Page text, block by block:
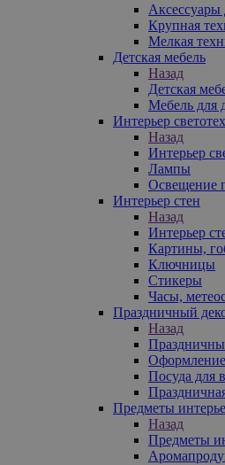
Аксессуары
Крупная
Мелкая
Детская мебель
Назад
Детская
Мебель для
Интерьер
Назад
Интерьер
Лампы
Освещение
Интерьер стен
Назад
Интерьер
Картины,
Ключницы
Стикеры
Часы,
Праздничный
Назад
Посуда для
Предметы
Назад
Предметы